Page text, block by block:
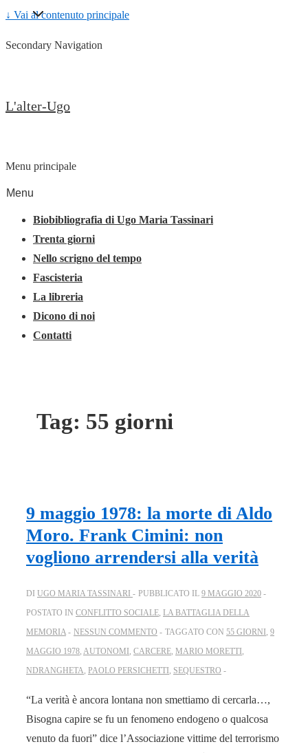
↓ Vai al contenuto principale
Secondary Navigation
L'alter-Ugo
Menu principale
Menu
Biobibliografia di Ugo Maria Tassinari
Trenta giorni
Nello scrigno del tempo
Fascisteria
La libreria
Dicono di noi
Contatti
Tag: 55 giorni
9 maggio 1978: la morte di Aldo
Moro. Frank Cimini: non
vogliono arrendersi alla verità
DI UGO MARIA TASSINARI PUBBLICATO IL 9 MAGGIO 2020
POSTATO IN CONFLITTO SOCIALE, LA BATTAGLIA DELLA
MEMORIA
NESSUN COMMENTO TAGGATO CON 55 GIORNI , 9
MAGGIO 1978, AUTONOMI , CARCERE, MARIO MORETTI ,
NDRANGHETA, PAOLO PERSICHETTI , SEQUESTRO
“La verità è ancora lontana non smettiamo di cercarla…,
Bisogna capire se fu un fenomeno endogeno o qualcosa
venuto da fuori” dice l’Associazione vittime del terrorismo